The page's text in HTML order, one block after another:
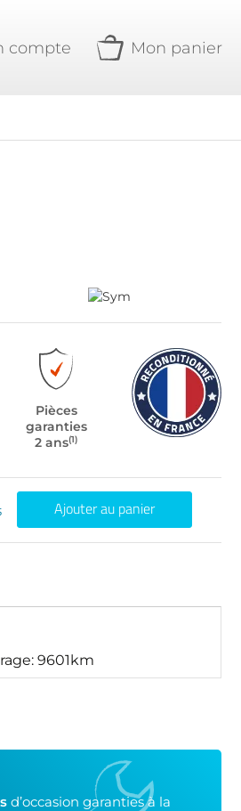
compte Mon panier
Pièces
garanties
2 ans(1)
Ajouter au panier
9601km
d’occasion garanties à la